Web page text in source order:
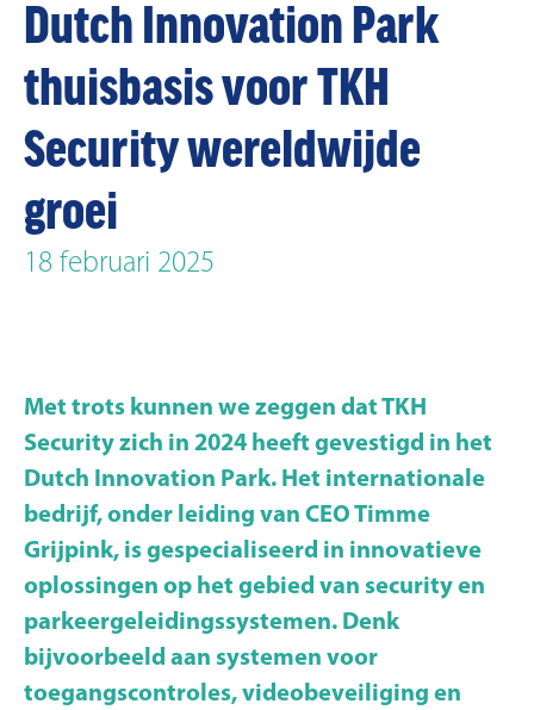
Dutch Innovation Park
thuisbasis voor TKH
Security wereldwijde
groei
18 februari 2025
Met trots kunnen we zeggen dat TKH
Security zich in 2024 heeft gevestigd in het
Dutch Innovation Park. Het internationale
bedrijf, onder leiding van CEO Timme
Grijpink, is gespecialiseerd in innovatieve
oplossingen op het gebied van security en
parkeergeleidingssystemen. Denk
bijvoorbeeld aan systemen voor
toegangscontroles, videobeveiliging en